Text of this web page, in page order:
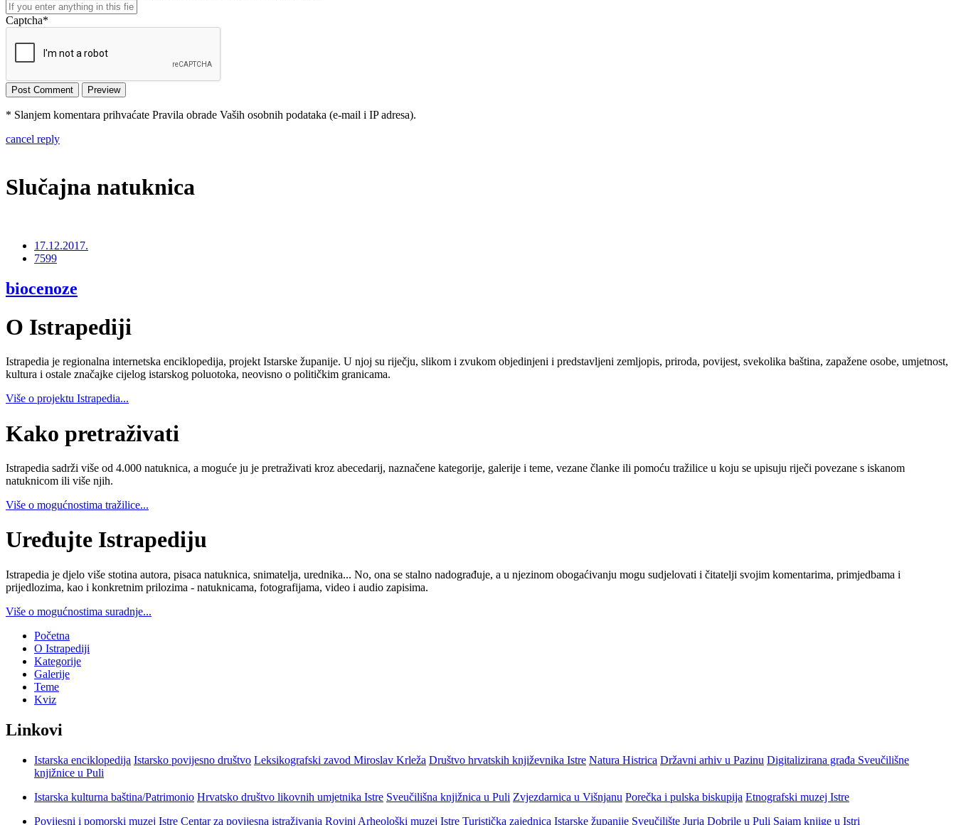
Captcha*
* Slanjem komentara prihvaćate Pravila obrade Vaših osobnih podataka (e-mail i IP adresa).
cancel reply
Slučajna natuknica
17.12.2017.
7599
biocenoze
O Istrapediji
Istrapedia je regionalna internetska enciklopedija, projekt Istarske županije. U njoj su riječju, slikom i zvukom objedinjeni i predstavljeni zemljopis, priroda, povijest, svekolika baština, zapažene osobe, umjetnost,
kultura i ostale značajke cijelog istarskog poluotoka, neovisno o političkim granicama.
Više o projektu Istrapedia...
Kako pretraživati
Istrapedia sadrži više od 4.000 natuknica, a moguće ju je pretraživati kroz abecedarij, naznačene kategorije, galerije i teme, vezane članke ili pomoću tražilice u koju se upisuju riječi povezane s iskanom
natuknicom ili više njih.
Više o mogućnostima tražilice...
Uređujte Istrapediju
Istrapedia je djelo više stotina autora, pisaca natuknica, snimatelja, urednika... No, ona se stalno nadograđuje, a u njezinom obogaćivanju mogu sudjelovati i čitatelji svojim komentarima, primjedbama i
prijedlozima, kao i konkretnim prilozima - natuknicama, fotografijama, video i audio zapisima.
Više o mogućnostima suradnje...
Početna
O Istrapediji
Kategorije
Galerije
Teme
Kviz
Linkovi
Istarska enciklopedija Istarsko povijesno društvo Leksikografski zavod Miroslav Krleža Društvo hrvatskih književnika Istre Natura Histrica Državni arhiv u Pazinu Digitalizirana građa Sveučilišne
knjižnice u Puli
Istarska kulturna baština/Patrimonio Hrvatsko društvo likovnih umjetnika Istre Sveučilišna knjižnica u Puli Zvjezdarnica u Višnjanu Porečka i pulska biskupija Etnografski muzej Istre
Povijesni i pomorski muzej Istre Centar za povijesna istraživanja Rovinj Arheološki muzej Istre Turistička zajednica Istarske županije Sveučilište Jurja Dobrile u Puli Sajam knjige u Istri